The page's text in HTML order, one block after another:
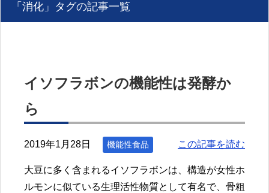
「消化」タグの記事一覧
イソフラボンの機能性は発酵か
ら
2019年1月28日 機能性食品 この記事を読む
大豆に多く含まれるイソフラボンは、構造が女性ホ
ルモンに似ている生理活性物質として有名で、骨粗